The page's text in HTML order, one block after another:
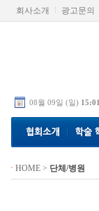
회사소개 광고문의
08월 09일 (일)
HOME> 단체/병원